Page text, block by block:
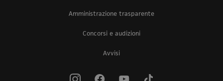
Amministrazione trasparente
Concorsi e audizioni
Avvisi